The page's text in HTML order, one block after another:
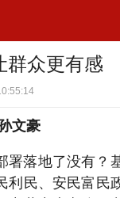
群众更有感
文豪
署落地了没有？
利民、安民富民